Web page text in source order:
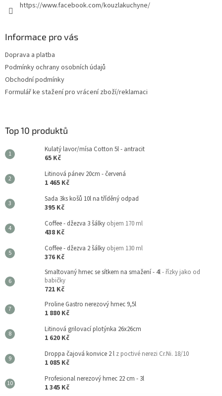
https://www.facebook.com/kouzlakuchyne/
Informace pro vás
Doprava a platba
Podmínky ochrany osobních údajů
Obchodní podmínky
Formulář ke stažení pro vrácení zboží/reklamaci
Top 10 produktů
Kulatý lavor/mísa Cotton 5l - antracit
65 Kč
Litinová pánev 20cm - červená
1 465 Kč
Sada 3ks košů 10l na tříděný odpad
395 Kč
Coffee - džezva 3 šálky objem 170 ml
438 Kč
Coffee - džezva 2 šálky objem 130 ml
376 Kč
Smaltovaný hrnec se sítkem na smažení - 4l- řízky jako od
babičky
721 Kč
Proline Gastro nerezový hrnec 9,5l
1 880 Kč
Litinová grilovací plotýnka 26x26cm
1 620 Kč
Droppa čajová konvice 2 l z poctivé nerezi Cr.Ni. 18/10
1 085 Kč
Profesional nerezový hrnec 22 cm - 3l
1 345 Kč